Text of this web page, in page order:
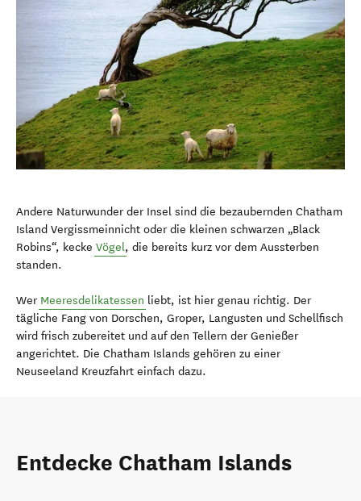
Andere Naturwunder der Insel sind die bezaubernden Chatham
Island Vergissmeinnicht oder die kleinen schwarzen „Black
Robins“, kecke Vögel, die bereits kurz vor dem Aussterben
standen.
Wer Meeresdelikatessen liebt, ist hier genau richtig. Der
tägliche Fang von Dorschen, Groper, Langusten und Schellfisch
wird frisch zubereitet und auf den Tellern der Genießer
angerichtet. Die Chatham Islands gehören zu einer
Neuseeland Kreuzfahrt einfach dazu.
Entdecke Chatham Islands